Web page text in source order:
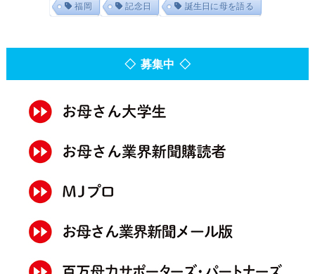
福岡 記念日 誕生日に母を語る
◇ 募集中 ◇